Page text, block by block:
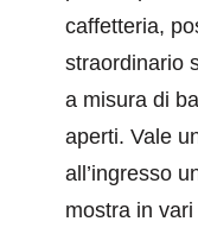
caffetteria,
straordinario
a misura di
aperti. Vale
all’ingresso
mostra in